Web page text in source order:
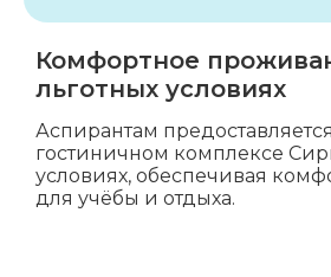
Комфортное
льготных условиях
Аспирантам
гостиничном комплексе
условиях, обеспечивая
для учёбы и отдыха.